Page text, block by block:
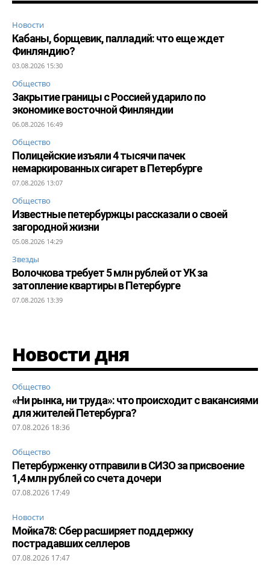
Новости
Кабаны, борщевик, палладий: что еще ждет
Финляндию?
03.08.2026 15:30
Общество
Закрытие границы с Россией ударило по
экономике восточной Финляндии
06.08.2026 16:49
Общество
Полицейские изъяли 4 тысячи пачек
немаркированных сигарет в Петербурге
07.08.2026 13:07
Общество
Известные петербуржцы рассказали о своей
загородной жизни
05.08.2026 14:29
Звезды
Волочкова требует 5 млн рублей от УК за
затопление квартиры в Петербурге
07.08.2026 13:39
Новости дня
Общество
«Ни рынка, ни труда»: что происходит с вакансиями
для жителей Петербурга?
07.08.2026 18:36
Общество
Петербурженку отправили в СИЗО за присвоение
1,4 млн рублей со счета дочери
07.08.2026 17:49
Новости
Мойка78: Сбер расширяет поддержку
пострадавших селлеров
07.08.2026 17:47